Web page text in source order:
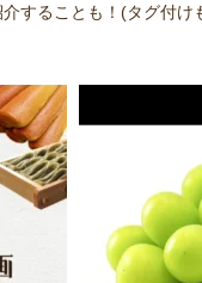
することも！(タグ付け